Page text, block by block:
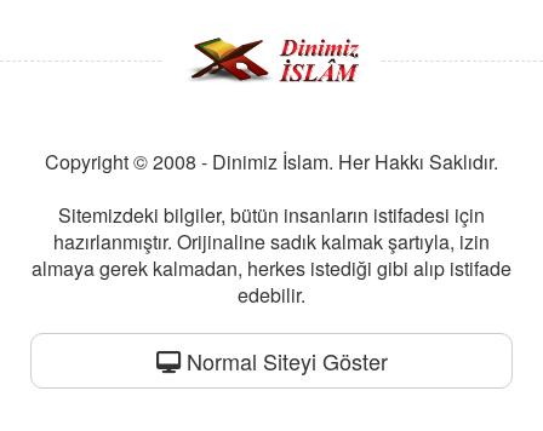
Copyright © 2008 - Dinimiz İslam. Her Hakkı Saklıdır.
Sitemizdeki bilgiler, bütün insanların istifadesi için
hazırlanmıştır. Orijinaline sadık kalmak şartıyla, izin
almaya gerek kalmadan, herkes istediği gibi alıp istifade
edebilir.
Normal Siteyi Göster